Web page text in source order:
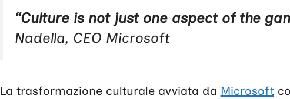
“Culture is not just one aspect of the
Nadella, CEO Microsoft
La trasformazione culturale avviata da Microsoft